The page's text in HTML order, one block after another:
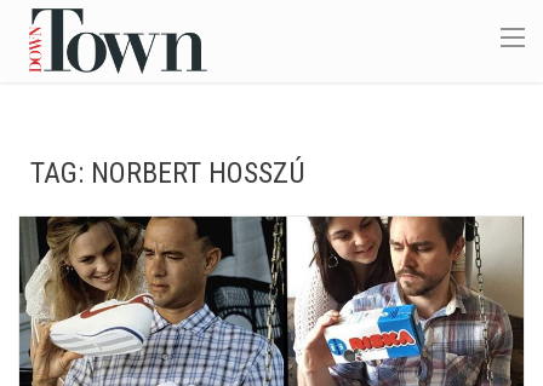
TAG: NORBERT HOSSZÚ